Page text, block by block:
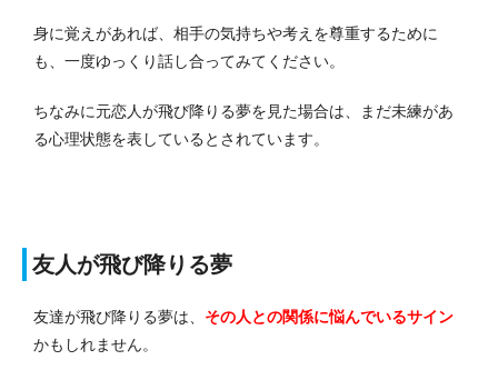
身に覚えがあれば、相手の気持ちや考えを尊重するために
も、一度ゆっくり話し合ってみてください。
ちなみに元恋人が飛び降りる夢を見た場合は、まだ未練があ
る心理状態を表しているとされています。
友人が飛び降りる夢
友達が飛び降りる夢は、 その人との関係に悩んでいるサイン
かもしれません。